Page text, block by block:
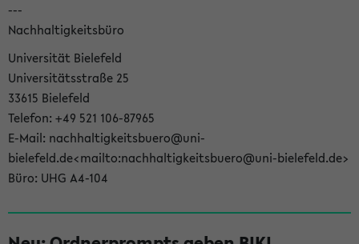
---
Nachhaltigkeitsbüro
Universität Bielefeld
Universitätsstraße 25
33615 Bielefeld
Telefon: +49 521 106-87965
E-Mail: nachhaltigkeitsbuero@uni-
bielefeld.de<mailto:nachhaltigkeitsbuero@uni-bielefeld.de>
Büro: UHG A4-104